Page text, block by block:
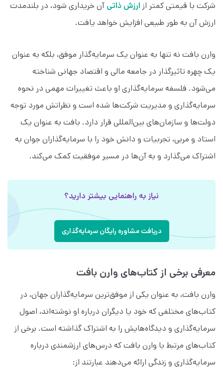
شرکت با قیمتی کمتر از ارزش ذاتی آن خریداری شود، در بلندمدت
ارزش آن به طور طبیعی افزایش خواهد یافت.
وارن بافت نه تنها به عنوان یک سرمایه‌گذار موفق، بلکه به عنوان
یک چهره تاثیرگذار در جامعه مالی و اقتصاد جهانی شناخته
می‌شود. فلسفه سرمایه‌گذاری او باعث تغییرات مهمی در نحوه
سرمایه‌گذاری و مدیریت شرکت‌ها شده است و نظراتش مورد توجه
دولت‌ها و سازمان‌های بین‌المللی قرار دارد. بافت به عنوان یک
استاد و مربی، تجربیات و دانش خود را با سرمایه‌گذاران جوان به
اشتراک می‌گذارد و به آن‌ها در مسیر موفقیت کمک می‌کند.
نیاز به راهنمایی بیشتر دارید؟
دریافت مشاوره رایگان سرمایه‌گذاری
معرفی برخی از کتاب‌های وارن بافت
وارن بافت، به عنوان یکی از موفق‌ترین سرمایه‌گذاران جهان، در
کتاب‌های مختلفی که خود یا دیگران درباره او نوشته‌اند، اصول
سرمایه‌گذاری و دیدگاه‌هایش را به اشتراک گذاشته است. برخی از
کتاب‌های مرتبط با وارن بافت که درس‌های ارزشمندی درباره
سرمایه‌گذاری و زندگی ارائه می‌دهند عبارتند از: